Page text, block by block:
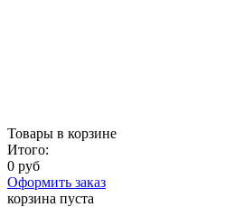
Товары в корзине
Итого:
0 руб
Оформить заказ
корзина пуста